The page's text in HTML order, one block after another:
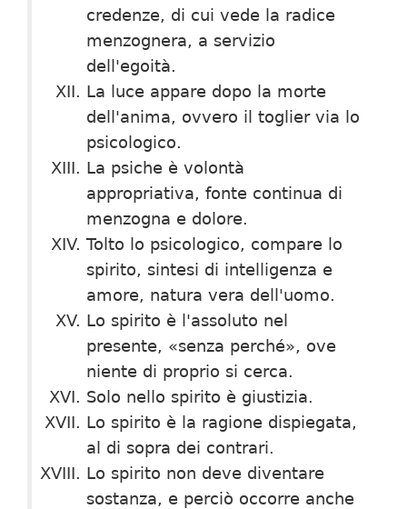
credenze, di cui vede la radice
menzognera, a servizio
dell'egoità.
La luce appare dopo la morte
dell'anima, ovvero il toglier via lo
psicologico.
La psiche è volontà
appropriativa, fonte continua di
menzogna e dolore.
Tolto lo psicologico, compare lo
spirito, sintesi di intelligenza e
amore, natura vera dell'uomo.
Lo spirito è l'assoluto nel
presente, «senza perché», ove
niente di proprio si cerca.
Solo nello spirito è giustizia.
Lo spirito è la ragione dispiegata,
al di sopra dei contrari.
Lo spirito non deve diventare
sostanza, e perciò occorre anche